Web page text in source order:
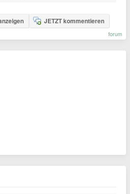
JETZT kommentieren
forum